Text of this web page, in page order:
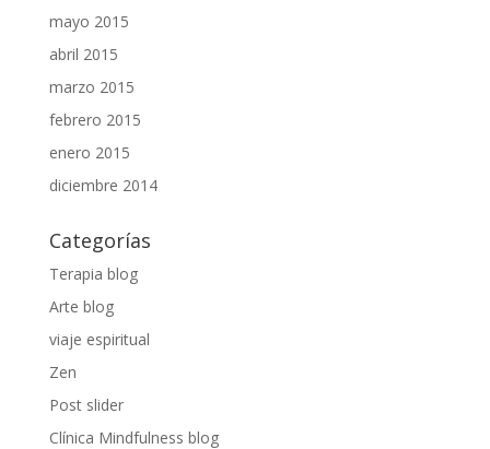
mayo 2015
abril 2015
marzo 2015
febrero 2015
enero 2015
diciembre 2014
Categorías
Terapia blog
Arte blog
viaje espiritual
Zen
Post slider
Clínica Mindfulness blog